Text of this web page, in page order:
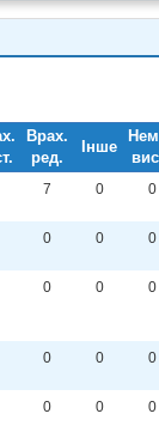
Врах.
ред.
Інше
7 0 0
0 0 0
0 0 0
0 0 0
0 0 0